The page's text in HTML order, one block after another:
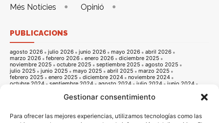
Gestionar consentimiento
Para ofrecer las mejores experiencias, utilizamos tecnologías como las
Més Notícies
Opinió
PUBLICACIONS
agosto 2026 julio 2026 junio 2026 mayo 2026
abril 2026
marzo 2026
febrero 2026 enero 2026
diciembre 2025
noviembre 2025
octubre 2025 septiembre 2025
agosto 2025
julio 2025
junio 2025 mayo 2025 abril 2025
marzo 2025
febrero 2025
enero 2025 diciembre 2024
noviembre 2024
octubre 2024
septiembre 2024 agosto 2024 julio 2024
junio 2024
noviembre 2023 octubre 2023
septiembre 2023
noviembre 2022
octubre 2022 septiembre 2022
agosto 2022